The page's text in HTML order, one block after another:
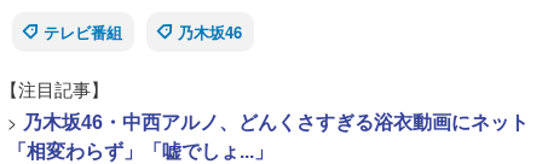
テレビ番組
乃木坂46
【注目記事】
> 乃木坂46・中西アルノ、どんくさすぎる浴衣動画にネット
「相変わらず」「嘘でしょ...」